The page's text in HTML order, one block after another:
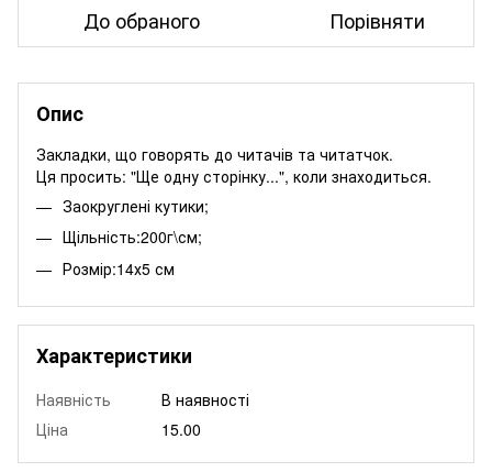
До обраного Порівняти
Опис
Закладки, що говорять до читачів та читатчок.
Ця просить: "Ще одну сторінку...", коли знаходиться.
Заокруглені кутики;
Щільність:200г\см;
Розмір:14х5 см
Характеристики
Наявність
В наявності
Ціна
15.00